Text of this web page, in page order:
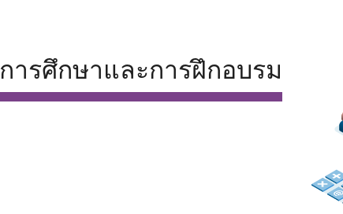
การศึกษาและการฝึกอบรม